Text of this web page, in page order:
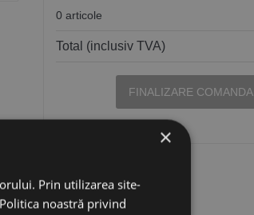
0 articole
Total (inclusiv TVA)
FINALIZARE COMANDA
×
Prin utilizarea site-
noastră privind